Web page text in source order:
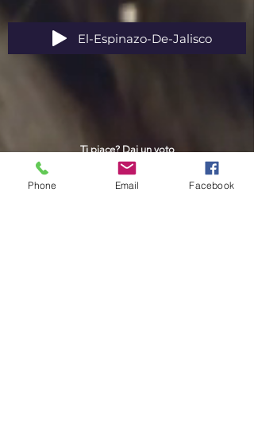
El-Espinazo-De-Jalisco
Ti piace? Dai un voto
Phone Email Facebook